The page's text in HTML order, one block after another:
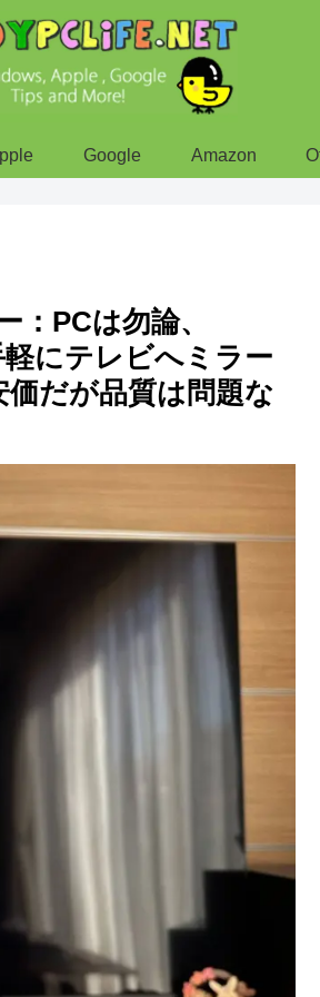
Google Amazon
PCは勿論、
にテレビへミラー
だが品質は問題な